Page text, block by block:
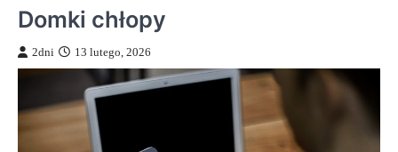
Domki chłopy
2dni 13 lutego, 2026